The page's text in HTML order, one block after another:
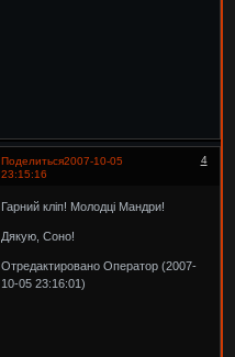
Поделиться 4
2007-10-05
23:15:16
Гарний кліп! Молодці Мандри!
Дякую, Соно!
Отредактировано Оператор (2007-
10-05 23:16:01)